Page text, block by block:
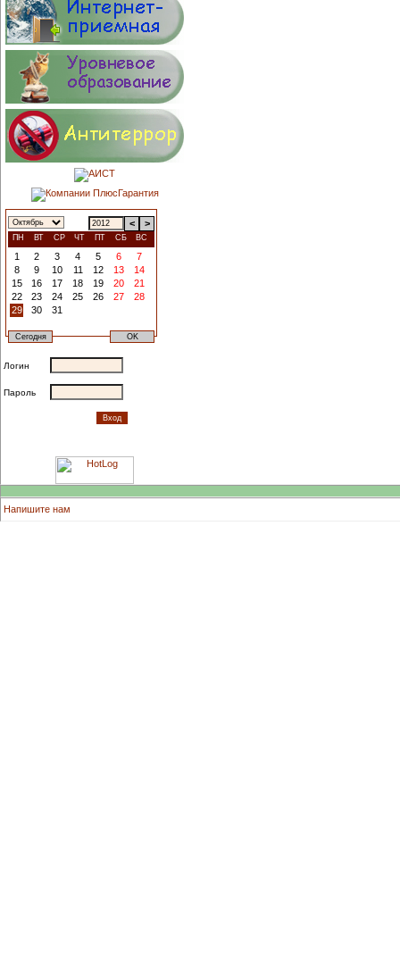
< >
ПН ВТ СР ЧТ ПТ СБ ВС
1 2 3 4 5 6
7
8
9 10 11 12 13
14
15
16 17 18 19 20
21
22
23 24 25 26 27
28
29
30 31
Логин
Пароль
Напишите нам